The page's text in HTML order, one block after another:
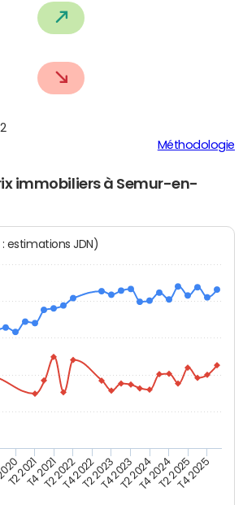
Méthodologie
immobiliers à Semur-en-
: estimations JDN)
T2 2021T4 2021T2 2022T4 2022T2 2023T4 2023T2 2024T4 2024T2 2025T4 2025